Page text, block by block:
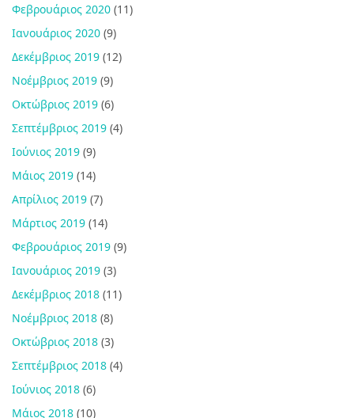
Φεβρουάριος 2020 (11)
Ιανουάριος 2020 (9)
Δεκέμβριος 2019 (12)
Νοέμβριος 2019 (9)
Οκτώβριος 2019 (6)
Σεπτέμβριος 2019 (4)
Ιούνιος 2019 (9)
Μάιος 2019 (14)
Απρίλιος 2019 (7)
Μάρτιος 2019 (14)
Φεβρουάριος 2019 (9)
Ιανουάριος 2019 (3)
Δεκέμβριος 2018 (11)
Νοέμβριος 2018 (8)
Οκτώβριος 2018 (3)
Σεπτέμβριος 2018 (4)
Ιούνιος 2018 (6)
Μάιος 2018 (10)